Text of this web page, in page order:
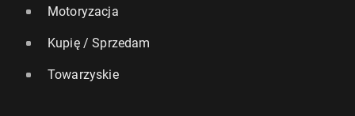
Motoryzacja
Kupię / Sprzedam
Towarzyskie